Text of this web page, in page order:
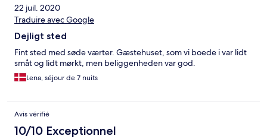
22 juil. 2020
Traduire avec Google
Dejligt sted
Fint sted med søde værter. Gæstehuset, som vi boede i var lidt
småt og lidt mørkt, men beliggenheden var god.
Lena, séjour de 7 nuits
Avis vérifié
10/10 Exceptionnel